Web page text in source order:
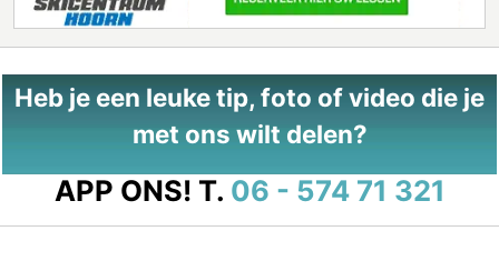
Heb je een leuke tip, foto of video die je
met ons wilt delen?
APP ONS! T. 06 - 574 71 321